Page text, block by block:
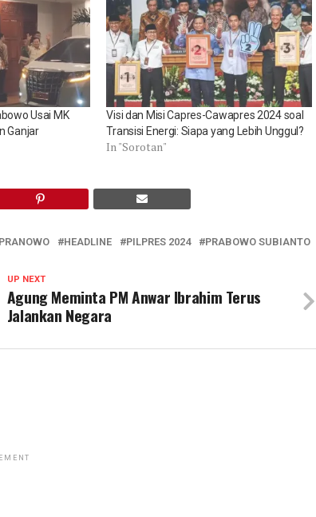
Usai MK
Ganjar
Visi dan Misi Capres-Cawapres 2024 soal
Transisi Energi: Siapa yang Lebih Unggul?
In "Sorotan"
HEADLINE PILPRES 2024 PRABOWO SUBIANTO
UP NEXT
Agung Meminta PM Anwar Ibrahim Terus
Jalankan Negara